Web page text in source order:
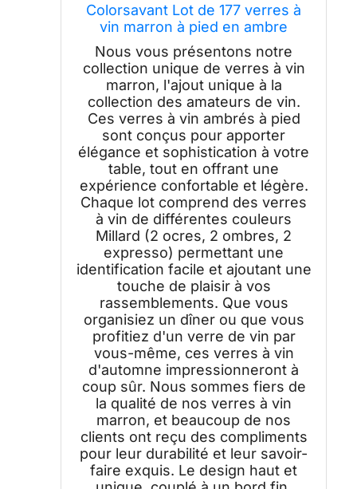
Colorsavant Lot de 177 verres à
vin marron à pied en ambre
soufflé à la main, verres à vin
élégants colorés en mélanine
pour décoration d'intérieur, salle à
manger et cadeaux
Nous vous présentons notre
collection unique de verres à vin
marron, l'ajout unique à la
collection des amateurs de vin.
Ces verres à vin ambrés à pied
sont conçus pour apporter
élégance et sophistication à votre
table, tout en offrant une
expérience confortable et légère.
Chaque lot comprend des verres
à vin de différentes couleurs
Millard (2 ocres, 2 ombres, 2
expresso) permettant une
identification facile et ajoutant une
touche de plaisir à vos
rassemblements. Que vous
organisiez un dîner ou que vous
profitiez d'un verre de vin par
vous-même, ces verres à vin
d'automne impressionneront à
coup sûr. Nous sommes fiers de
la qualité de nos verres à vin
marron, et beaucoup de nos
clients ont reçu des compliments
pour leur durabilité et leur savoir-
faire exquis. Le design haut et